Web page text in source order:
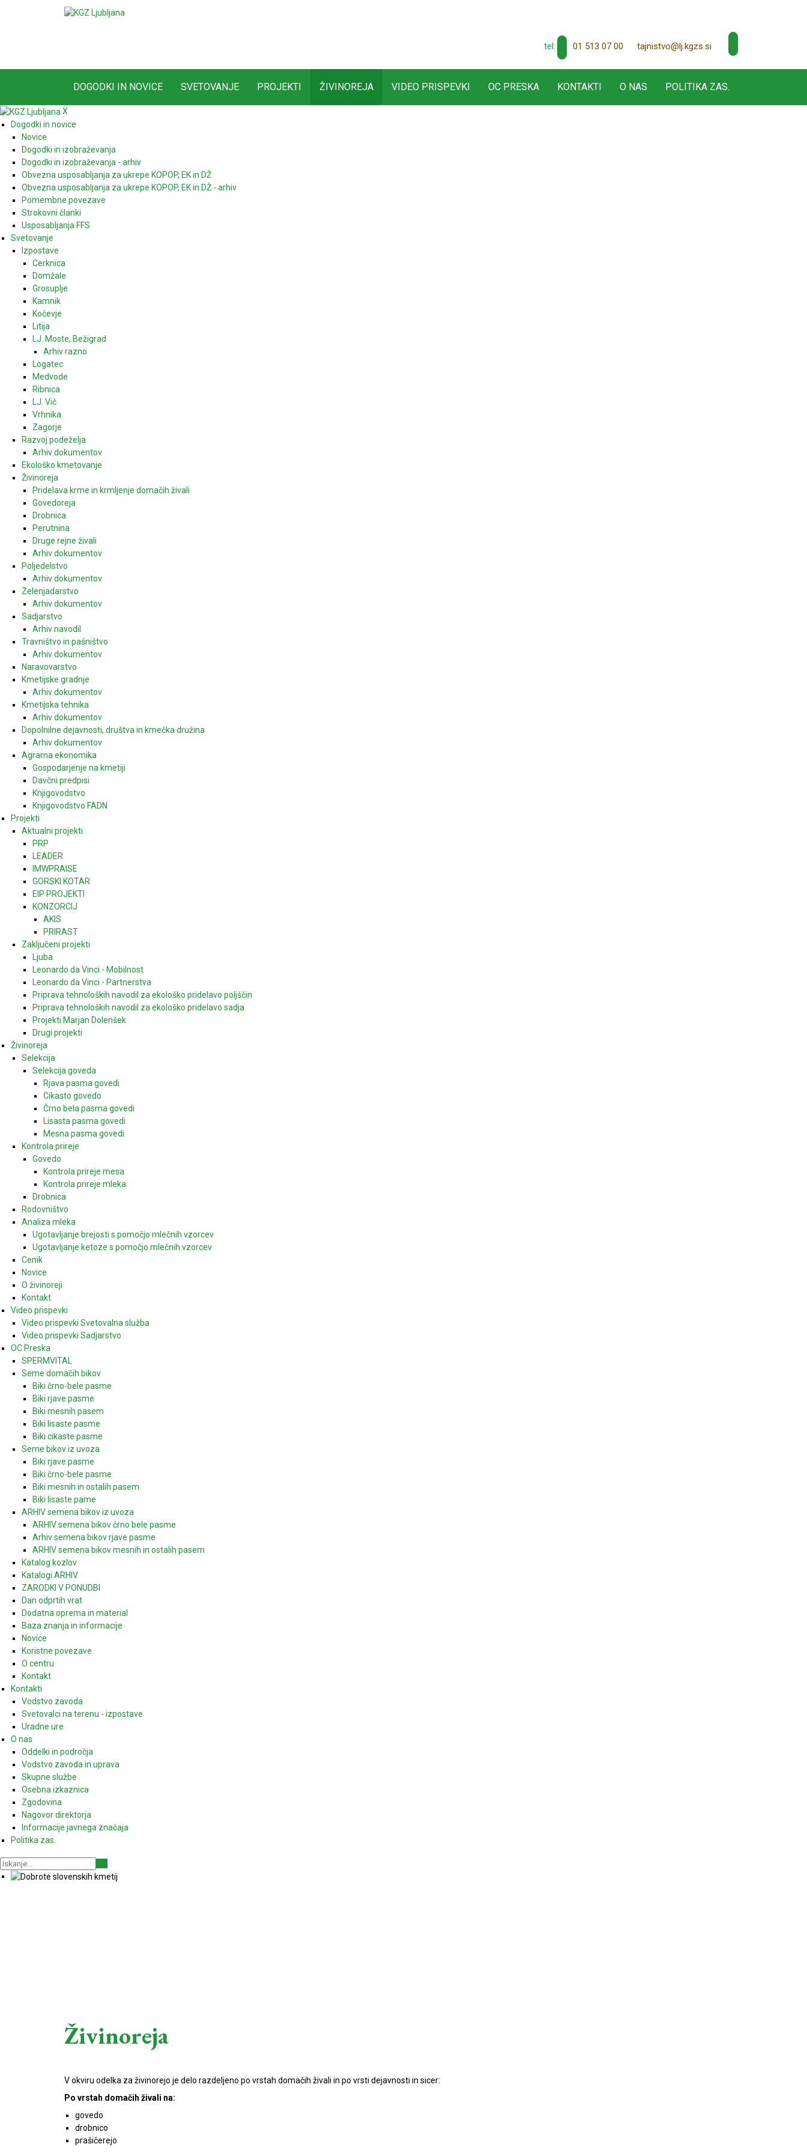
tel: 01 513 07 00 tajnistvo@lj.kgzs.si
DOGODKI IN NOVICE SVETOVANJE PROJEKTI ŽIVINOREJA VIDEO PRISPEVKI OC PRESKA KONTAKTI O NAS POLITIKA ZAS.
X
Dogodki in novice
Novice
Dogodki in izobraževanja
Dogodki in izobraževanja - arhiv
Obvezna usposabljanja za ukrepe KOPOP, EK in DŽ
Obvezna usposabljanja za ukrepe KOPOP, EK in DŽ - arhiv
Pomembne povezave
Strokovni članki
Usposabljanja FFS
Svetovanje
Izpostave
Cerknica
Domžale
Grosuplje
Kamnik
Kočevje
Litija
LJ. Moste, Bežigrad
Arhiv razno
Logatec
Medvode
Ribnica
LJ. Vič
Vrhnika
Zagorje
Razvoj podeželja
Arhiv dokumentov
Ekološko kmetovanje
Živinoreja
Pridelava krme in krmljenje domačih živali
Govedoreja
Drobnica
Perutnina
Druge rejne živali
Arhiv dokumentov
Poljedelstvo
Arhiv dokumentov
Zelenjadarstvo
Arhiv dokumentov
Sadjarstvo
Arhiv navodil
Travništvo in pašništvo
Arhiv dokumentov
Naravovarstvo
Kmetijske gradnje
Arhiv dokumentov
Kmetijska tehnika
Arhiv dokumentov
Dopolnilne dejavnosti, društva in kmečka družina
Arhiv dokumentov
Agrarna ekonomika
Gospodarjenje na kmetiji
Davčni predpisi
Knjigovodstvo
Knjigovodstvo FADN
Projekti
Aktualni projekti
PRP
LEADER
IMWPRAISE
GORSKI KOTAR
EIP PROJEKTI
KONZORCIJ
AKIS
PRIRAST
Zaključeni projekti
Ljuba
Leonardo da Vinci - Mobilnost
Leonardo da Vinci - Partnerstva
Priprava tehnoloških navodil za ekološko pridelavo poljščin
Priprava tehnoloških navodil za ekološko pridelavo sadja
Projekti Marjan Dolenšek
Drugi projekti
Živinoreja
Selekcija
Selekcija goveda
Rjava pasma govedi
Cikasto govedo
Črno bela pasma govedi
Lisasta pasma govedi
Mesna pasma govedi
Kontrola prireje
Govedo
Kontrola prireje mesa
Kontrola prireje mleka
Drobnica
Rodovništvo
Analiza mleka
Ugotavljanje brejosti s pomočjo mlečnih vzorcev
Ugotavljanje ketoze s pomočjo mlečnih vzorcev
Cenik
Novice
O živinoreji
Kontakt
Video prispevki
Video prispevki Svetovalna služba
Video prispevki Sadjarstvo
OC Preska
SPERMVITAL
Seme domačih bikov
Biki črno-bele pasme
Biki rjave pasme
Biki mesnih pasem
Biki lisaste pasme
Biki cikaste pasme
Seme bikov iz uvoza
Biki rjave pasme
Biki črno-bele pasme
Biki mesnih in ostalih pasem
Biki lisaste pame
ARHIV semena bikov iz uvoza
ARHIV semena bikov črno bele pasme
Arhiv semena bikov rjave pasme
ARHIV semena bikov mesnih in ostalih pasem
Katalog kozlov
Katalogi ARHIV
ZARODKI V PONUDBI
Dan odprtih vrat
Dodatna oprema in material
Baza znanja in informacije
Novice
Koristne povezave
O centru
Kontakt
Kontakti
Vodstvo zavoda
Svetovalci na terenu - izpostave
Uradne ure
O nas
Oddelki in področja
Vodstvo zavoda in uprava
Skupne službe
Osebna izkaznica
Zgodovina
Nagovor direktorja
Informacije javnega značaja
Politika zas.
Živinoreja
V okviru odelka za živinorejo je delo razdeljeno po vrstah domačih živali in po vrsti dejavnosti in sicer:
Po vrstah domačih živali na:
govedo
drobnico
prašičerejo